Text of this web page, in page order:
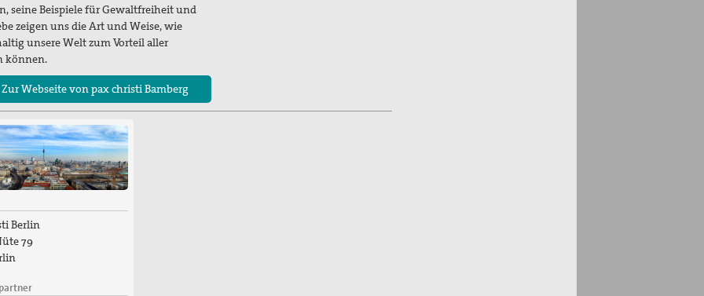
seine Beispiele für Gewaltfreiheit und
zeigen uns die Art und Weise, wie
unsere Welt zum Vorteil aller
können.
Zur Webseite von pax christi Bamberg
Berlin
79